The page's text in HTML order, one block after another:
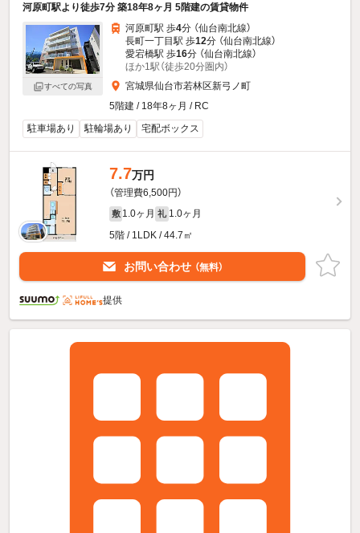
河原町駅より徒歩7分 築18年8ヶ月 5階建の賃貸物件
すべての写真
河原町駅 歩4分 （仙台南北線）
長町一丁目駅 歩12分 （仙台南北線）
愛宕橋駅 歩16分 （仙台南北線）
ほか1駅（徒歩20分圏内）
宮城県仙台市若林区新弓ノ町
5階建 / 18年8ヶ月 / RC
駐車場あり
駐輪場あり 宅配ボックス
7.7万円
（管理費6,500円）
敷 1.0ヶ月 礼 1.0ヶ月
5階 / 1LDK / 44.7㎡
お問い合わせ （無料）
提供